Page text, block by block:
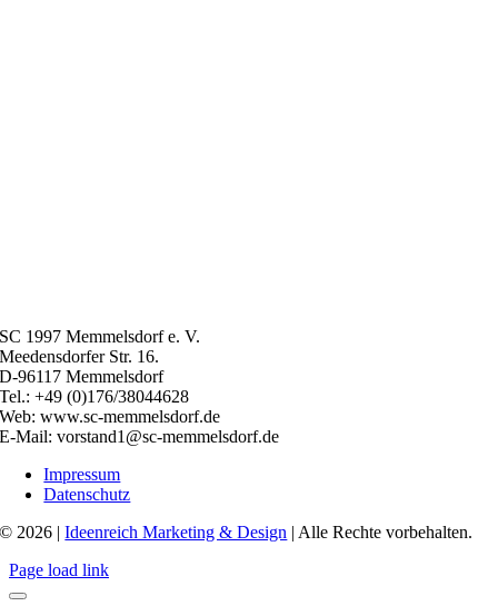
SC 1997 Memmelsdorf e. V.
Meedensdorfer Str. 16.
D-96117 Memmelsdorf
Tel.: +49 (0)176/38044628
Web: www.sc-memmelsdorf.de
E-Mail: vorstand1@sc-memmelsdorf.de
Impressum
Datenschutz
© 2026 |Ideenreich Marketing & Design | Alle Rechte vorbehalten.
Page load link